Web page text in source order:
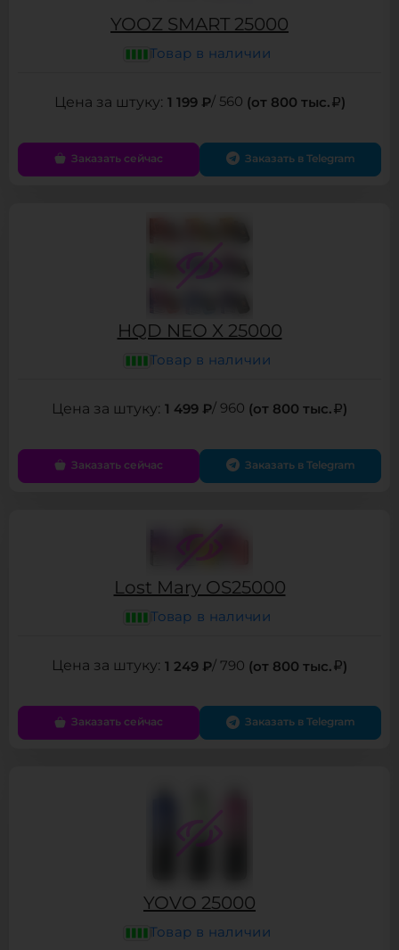
YOOZ SMART 25000
Товар в наличии
1 199 ₽/ 560 (от 800 тыс. )
Заказать сейчас Заказать в Telegram
HQD NEO X 25000
Товар в наличии
1 499 ₽/ 960 (от 800 тыс. )
Заказать сейчас Заказать в Telegram
Lost Mary OS25000
Товар в наличии
1 249 ₽/ 790 (от 800 тыс. )
Заказать сейчас Заказать в Telegram
YOVO 25000
Товар в наличии